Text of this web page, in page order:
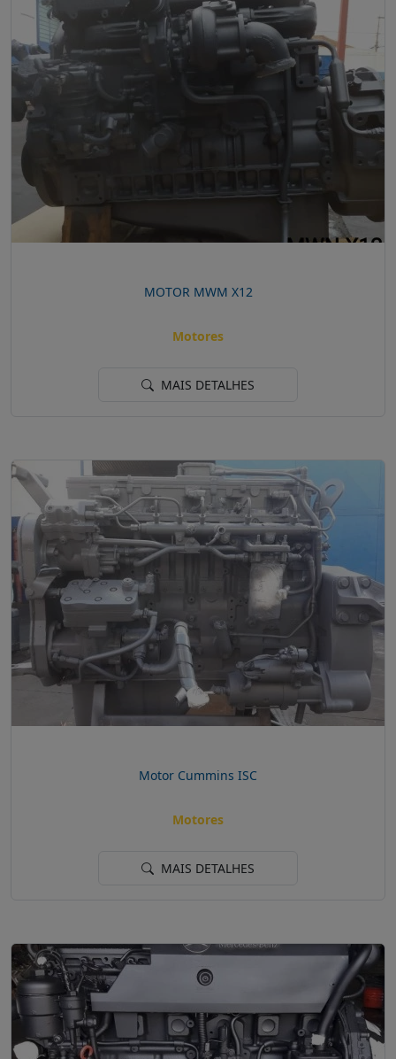
MOTOR MWM X12
Motores
MAIS DETALHES
Motor Cummins ISC
Motores
MAIS DETALHES